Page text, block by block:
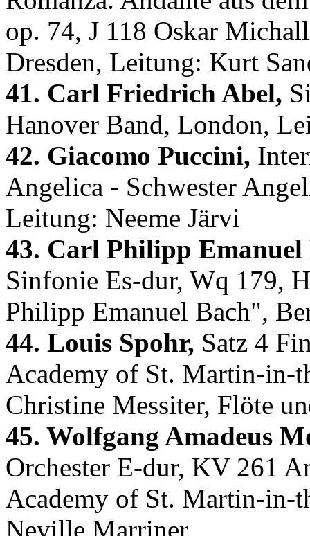
op. 74, J 118 Oskar
Dresden, Leitung: Kurt
41. Carl Friedrich Abel,
Hanover Band, London,
42. Giacomo Puccini,
Angelica - Schwester
Leitung: Neeme Järvi
43. Carl Philipp Emanuel
Sinfonie Es-dur, Wq 179,
Philipp Emanuel Bach",
44. Louis Spohr, Satz 4
Academy of St. Martin-in-
Christine Messiter, Flöte
45. Wolfgang Amadeus
Orchester E-dur, KV 261
Academy of St. Martin-in-
Neville Marriner